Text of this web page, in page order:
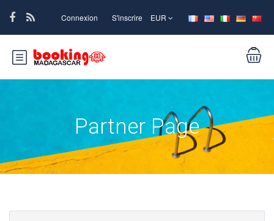
Connexion S'inscrire EUR
Partner Page